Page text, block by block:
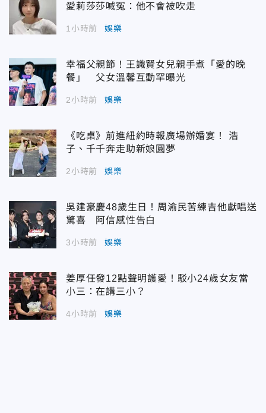
愛莉莎莎喊冤：他不會被吹走
1小時前 娛樂
幸福父親節！王識賢女兒親手煮「愛的晚
餐」 父女溫馨互動罕曝光
2小時前 娛樂
《吃桌》前進紐約時報廣場辦婚宴！ 浩
子、千千奔走助新娘圓夢
2小時前 娛樂
吳建豪慶48歲生日！周渝民苦練吉他獻唱送
驚喜 阿信感性告白
3小時前 娛樂
姜厚任發12點聲明護愛！駁小24歲女友當
小三：在講三小？
4小時前 娛樂